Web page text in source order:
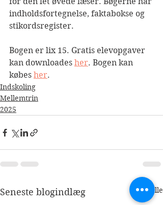
indholdsfortegnelse, faktabokse og
stikordsregister.
Bogen er lix 15. Gratis elevopgaver
kan downloades her. Bogen kan
købes her.
Indskoling
Mellemtrin
2025
Seneste blogindlæg Se alle